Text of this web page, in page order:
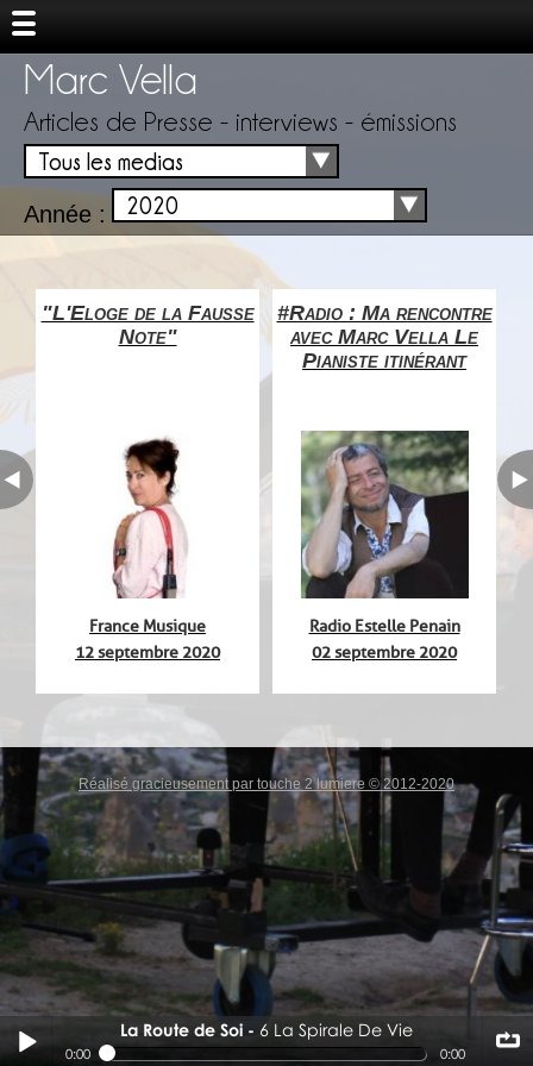
Marc Vella
Articles de Presse - interviews - émissions
Tous les medias
Année : 2020
"L'Eloge de la Fausse
Note"
France Musique
12 septembre 2020
#Radio : Ma rencontre
avec Marc Vella Le
Pianiste itinérant
Radio Estelle Penain
02 septembre 2020
La Route de Soi 6 La Spirale De Vie
0:00 0:00
6 La Spirale De Vie
Réalisé gracieusement par touche 2 lumiere © 2012-2020